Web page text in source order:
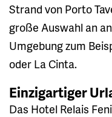
Strand von Porto
große Auswahl an
Umgebung zum
oder La Cinta.
Einzigartiger
Das Hotel Relais